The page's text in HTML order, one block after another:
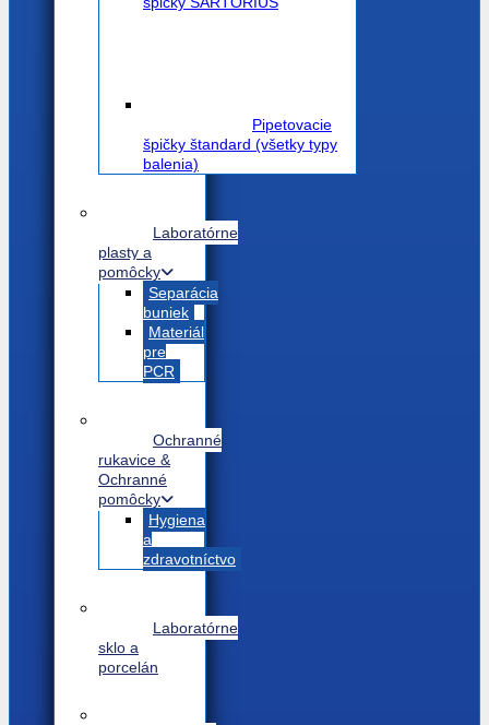
Pipetovacie
špičky štandard (všetky typy
balenia)
Laboratórne
plasty a
pomôcky
Separácia
buniek
Materiál
pre
PCR
Ochranné
rukavice &
Ochranné
pomôcky
Hygiena
a
zdravotníctvo
Laboratórne
sklo a
porcelán